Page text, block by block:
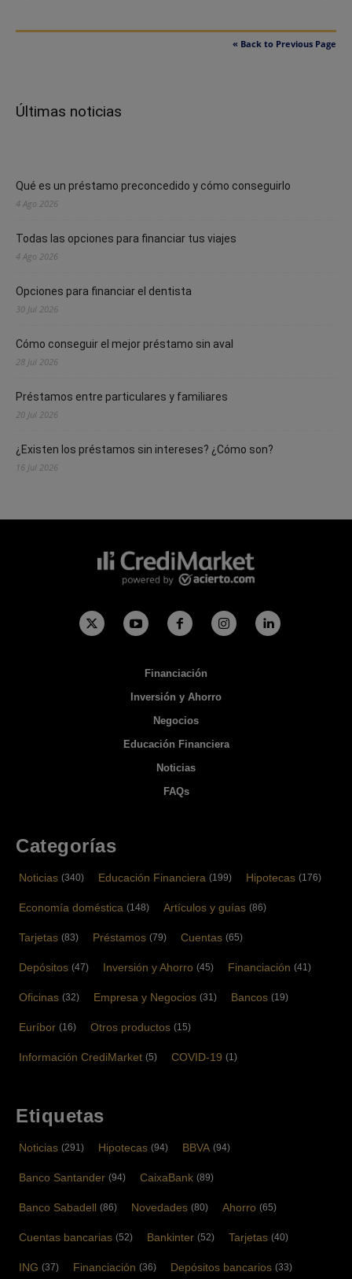
« Back to Previous Page
Últimas noticias
Qué es un préstamo preconcedido y cómo conseguirlo
4 Ago 2026
Todas las opciones para financiar tus viajes
4 Ago 2026
Opciones para financiar el dentista
30 Jul 2026
Cómo conseguir el mejor préstamo sin aval
28 Jul 2026
Préstamos entre particulares y familiares
20 Jul 2026
¿Existen los préstamos sin intereses? ¿Cómo son?
16 Jul 2026
Financiación
Inversión y Ahorro
Negocios
Educación Financiera
Noticias
FAQs
Categorías
Noticias (340) Educación Financiera (199) Hipotecas (176)
Economía doméstica (148) Artículos y guías (86)
Tarjetas (83) Préstamos (79) Cuentas (65)
Depósitos (47) Inversión y Ahorro (45) Financiación (41)
Oficinas (32) Empresa y Negocios (31) Bancos (19)
Euríbor (16) Otros productos (15)
Información CrediMarket (5) COVID-19 (1)
Etiquetas
Noticias (291) Hipotecas (94) BBVA (94)
Banco Santander (94) CaixaBank (89)
Banco Sabadell (86) Novedades (80) Ahorro (65)
Cuentas bancarias (52) Bankinter (52) Tarjetas (40)
ING (37) Financiación (36) Depósitos bancarios (33)